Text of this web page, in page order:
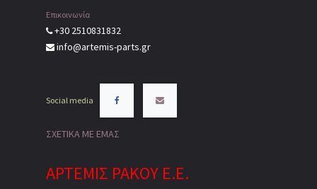
Επικοινωνία
+30 2510831832
info@artemis-parts.gr
Social media
ΣΧΕΤΙΚΑ ΜΕ ΕΜΑΣ
ΑΡΤΕΜΙΣ ΡΑΚΟΥ Ε.Ε.